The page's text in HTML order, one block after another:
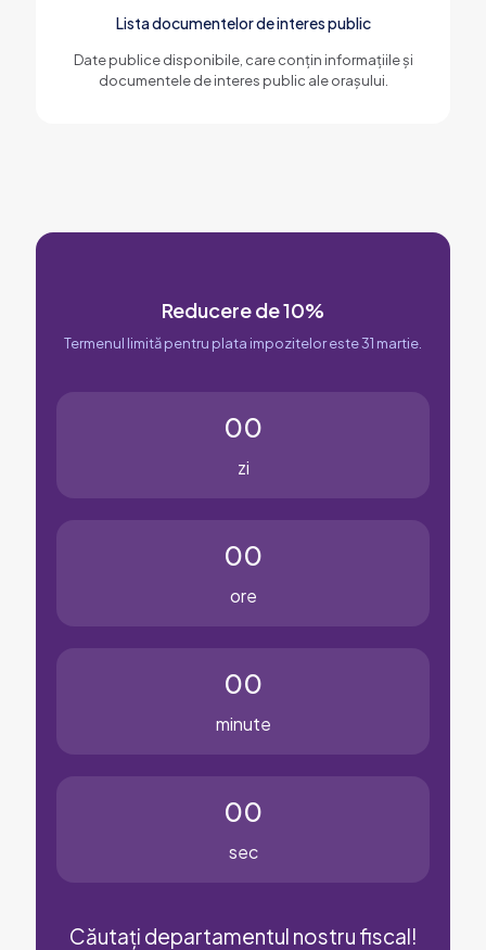
Lista documentelor de interes public
Date publice disponibile, care conțin informațiile și
documentele de interes public ale orașului.
Reducere de 10%
Termenul limită pentru plata impozitelor este 31 martie.
00
zi
00
ore
00
minute
00
sec
Căutați departamentul nostru fiscal!